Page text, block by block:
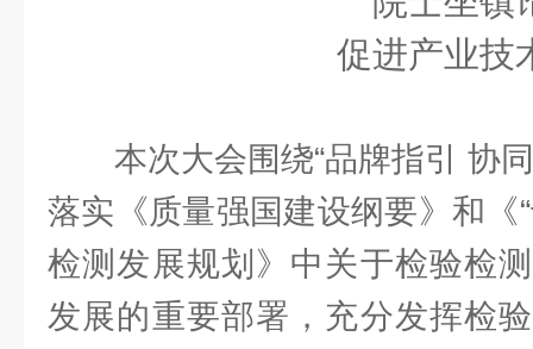
促进产业技
本次大会围绕“品牌指引 协
落实《质量强国建设纲要》和《
检测发展规划》中关于检验检
发展的重要部署，充分发挥检